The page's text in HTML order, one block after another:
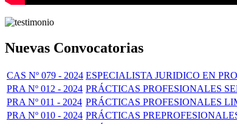
Nuevas Convocatorias
CAS Nº 079 - 2024 ESPECIALISTA JURIDICO EN
PRA Nº 012 - 2024 PRÁCTICAS PROFESIONALES
PRA Nº 011 - 2024 PRÁCTICAS PROFESIONALES
PRA Nº 010 - 2024 PRÁCTICAS